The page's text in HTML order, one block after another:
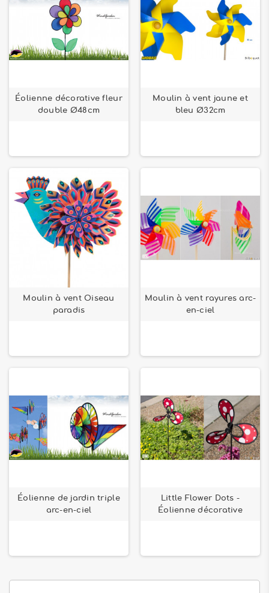
Éolienne décorative fleur
double Ø48cm
Moulin à vent jaune et
bleu Ø32cm
Moulin à vent Oiseau
paradis
Moulin à vent rayures arc-
en-ciel
Éolienne de jardin triple
arc-en-ciel
Little Flower Dots -
Éolienne décorative